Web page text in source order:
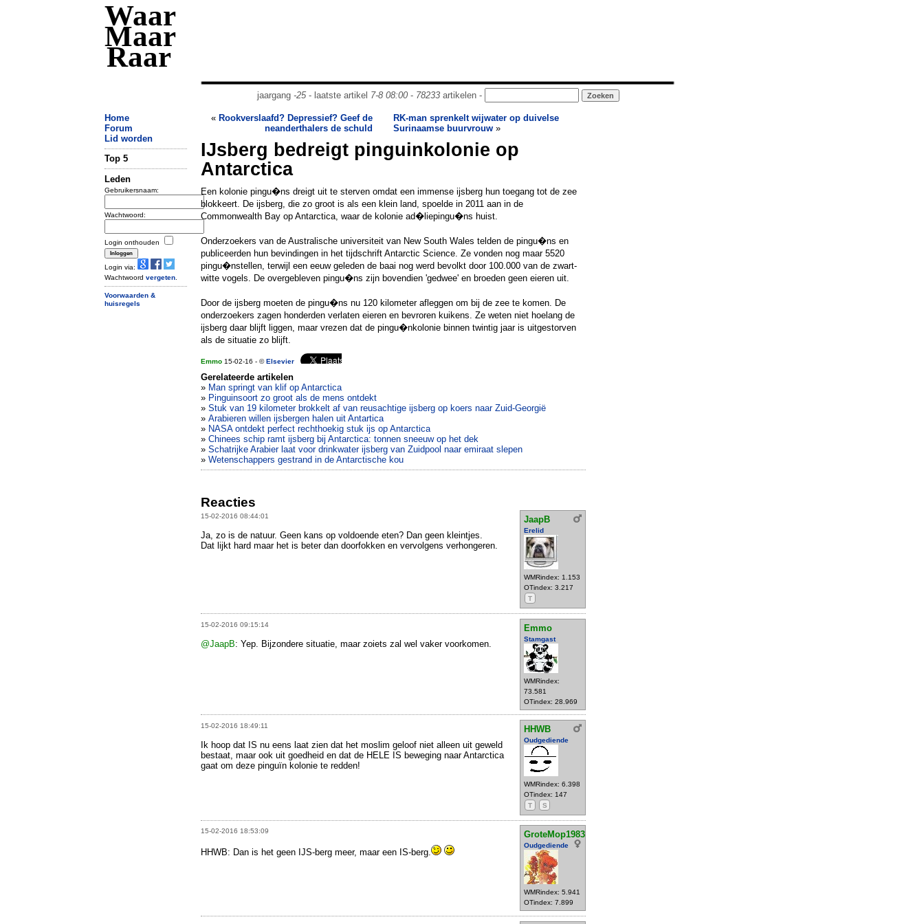
Waar
Maar
Raar
jaargang -25- laatste artikel 7-8 08:00- 78233artikelen -
Home
Forum
Lid worden
Top 5
Leden
Gebruikersnaam:
Wachtwoord:
Login onthouden
Login via:
Wachtwoord vergeten
Voorwaarden &
huisregels
« Rookverslaafd? Depressief? Geef de
neanderthalers de schuld
RK-man sprenkelt wijwater op duivelse
Surinaamse buurvrouw »
IJsberg bedreigt pinguinkolonie op
Antarctica
Een kolonie pingu�ns dreigt uit te sterven omdat een immense ijsberg hun toegang tot de zee
blokkeert. De ijsberg, die zo groot is als een klein land, spoelde in 2011 aan in de
Commonwealth Bay op Antarctica, waar de kolonie ad�liepingu�ns huist.
Onderzoekers van de Australische universiteit van New South Wales telden de pingu�ns en
publiceerden hun bevindingen in het tijdschrift Antarctic Science. Ze vonden nog maar 5520
pingu�nstellen, terwijl een eeuw geleden de baai nog werd bevolkt door 100.000 van de zwart-
witte vogels. De overgebleven pingu�ns zijn bovendien 'gedwee' en broeden geen eieren uit.
Door de ijsberg moeten de pingu�ns nu 120 kilometer afleggen om bij de zee te komen. De
onderzoekers zagen honderden verlaten eieren en bevroren kuikens. Ze weten niet hoelang de
ijsberg daar blijft liggen, maar vrezen dat de pingu�nkolonie binnen twintig jaar is uitgestorven
als de situatie zo blijft.
Emmo 15-02-16 - ©Elsevier
Gerelateerde artikelen
» Man springt van klif op Antarctica
» Pinguinsoort zo groot als de mens ontdekt
» Stuk van 19 kilometer brokkelt af van reusachtige ijsberg op koers naar Zuid-Georgië
» Arabieren willen ijsbergen halen uit Antartica
» NASA ontdekt perfect rechthoekig stuk ijs op Antarctica
» Chinees schip ramt ijsberg bij Antarctica: tonnen sneeuw op het dek
» Schatrijke Arabier laat voor drinkwater ijsberg van Zuidpool naar emiraat slepen
» Wetenschappers gestrand in de Antarctische kou
Reacties
15-02-2016 08:44:01 JaapB
Erelid
WMRindex: 1.153
OTindex: 3.217
T
Ja, zo is de natuur. Geen kans op voldoende eten? Dan geen kleintjes.
Dat lijkt hard maar het is beter dan doorfokken en vervolgens verhongeren.
15-02-2016 09:15:14 Emmo
Stamgast
WMRindex:
73.581
OTindex: 28.969
@JaapB: Yep. Bijzondere situatie, maar zoiets zal wel vaker voorkomen.
15-02-2016 18:49:11 HHWB
Oudgediende
WMRindex: 6.398
OTindex: 147
T
S
Ik hoop dat IS nu eens laat zien dat het moslim geloof niet alleen uit geweld
bestaat, maar ook uit goedheid en dat de HELE IS beweging naar Antarctica
gaat om deze pinguïn kolonie te redden!
15-02-2016 18:53:09 GroteMop1983
Oudgediende
WMRindex: 5.941
OTindex: 7.899
HHWB: Dan is het geen IJS-berg meer, maar een IS-berg.